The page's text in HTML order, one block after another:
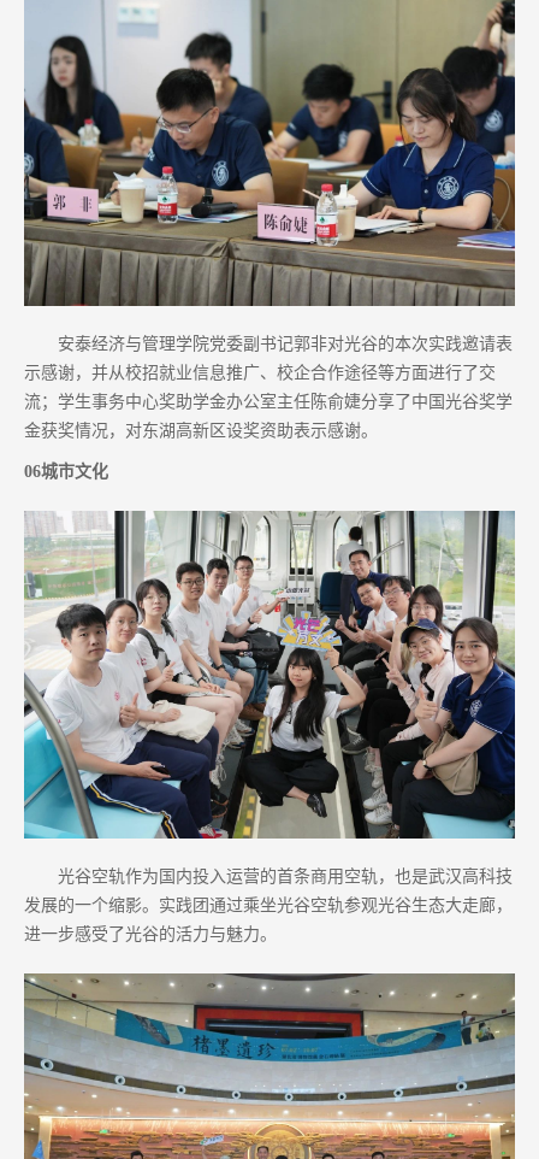
安泰经济与管理学院党委副书记郭非对光谷的本次实践邀请表
示感谢，并从校招就业信息推广、校企合作途径等方面进行了交
流；学生事务中心奖助学金办公室主任陈俞婕分享了中国光谷奖学
金获奖情况，对东湖高新区设奖资助表示感谢。
06城市文化
光谷空轨作为国内投入运营的首条商用空轨，也是武汉高科技
发展的一个缩影。实践团通过乘坐光谷空轨参观光谷生态大走廊，
进一步感受了光谷的活力与魅力。